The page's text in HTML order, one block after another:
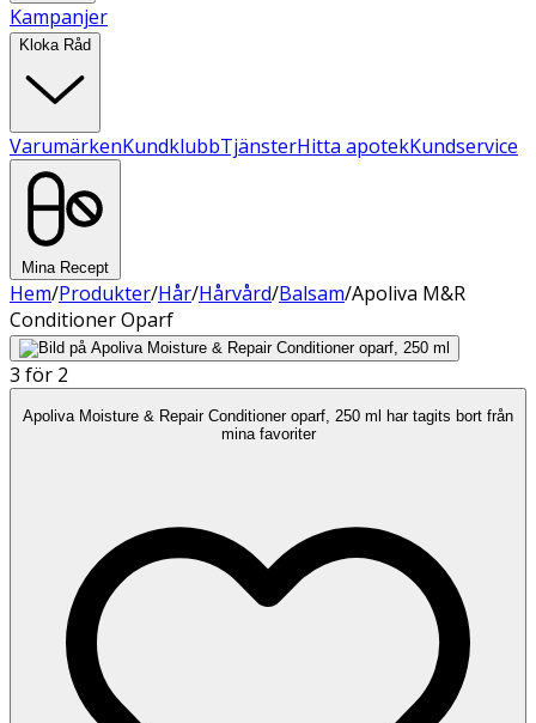
Kampanjer
Kloka Råd
VarumärkenKundklubbTjänsterHitta apotekKundservice
Mina Recept
Hem/Produkter/Hår/Hårvård/Balsam/Apoliva M&R
Conditioner Oparf
3 för 2
Apoliva Moisture & Repair Conditioner oparf, 250 ml har tagits bort från
mina favoriter